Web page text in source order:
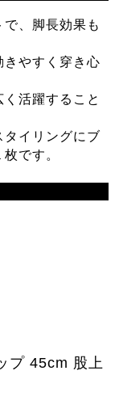
、脚長効果も
きやすく穿き心
活躍すること
タイリングにブ
です。
プ 45cm 股上